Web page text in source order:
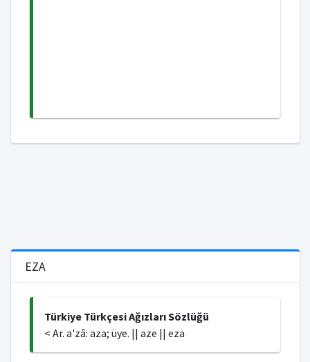
EZA
Türkiye Türkçesi Ağızları Sözlüğü
< Ar. a'zâ: aza; üye. || aze || eza